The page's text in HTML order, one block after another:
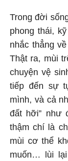
Trong đời
phong thái,
nhắc thẳng
Thật ra, mùi
chuyện vệ
tiếp đến sự
mình, và cả
đất hỡi” như
thậm chí là
mùi cơ thể
muốn… lùi